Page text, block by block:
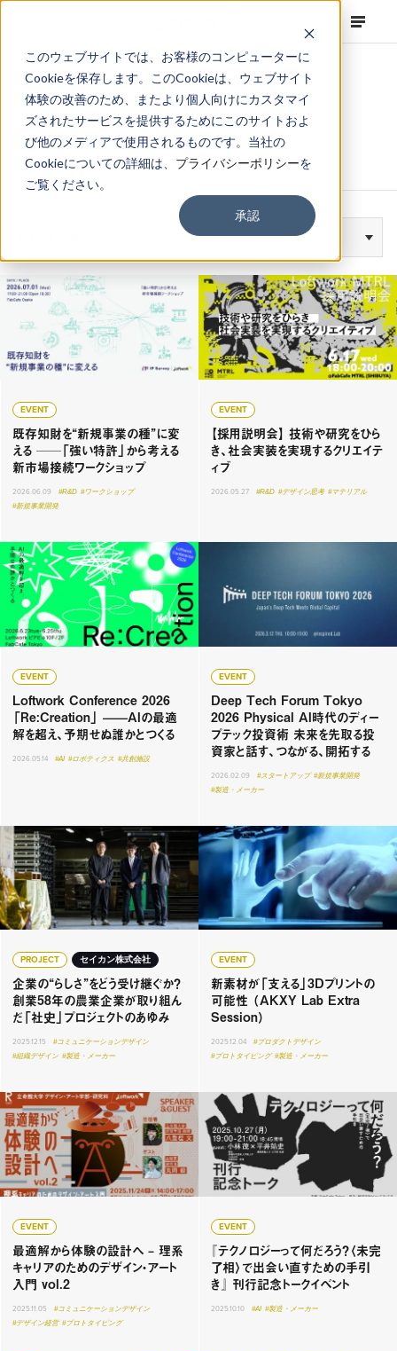
このウェブサイトでは、お客様のコンピューターに
Cookieを保存します。このCookieは、ウェブサイト
体験の改善のため、またより個人向けにカスタマイ
ズされたサービスを提供するためにこのサイトおよ
び他のメディアで使用されるものです。当社の
Cookieについての詳細は、 プライバシーポリシーを
ご覧ください。
承認
#製造・メーカー
EVENT
既存知財を“新規事業の種”に変
える ──「強い特許」から考える
新市場接続ワークショップ
2026.06.09 #R&D #ワークショップ
#新規事業開発
EVENT
【採用説明会】 技術や研究をひら
き、社会実装を実現するクリエイテ
ィブ
2026.05.27 #R&D #デザイン思考 #マテリアル
EVENT
Loftwork Conference 2026
「Re:Creation」 ——AIの最適
解を超え、予期せぬ誰かとつくる
2026.05.14 #AI #ロボティクス #共創施設
EVENT
Deep Tech Forum Tokyo
2026 Physical AI時代のディー
プテック投資術 未来を先取る投
資家と話す、つながる、開拓する
2026.02.09 #スタートアップ #新規事業開発
#製造・メーカー
PROJECT セイカン株式会社
企業の“らしさ”をどう受け継ぐか？
創業58年の農業企業が取り組ん
だ「社史」プロジェクトのあゆみ
2025.12.15
#コミュニケーションデザイン
#組織デザイン #製造・メーカー
EVENT
新素材が「支える」3Dプリントの
可能性 （AKXY Lab Extra
Session）
2025.12.04
#プロダクトデザイン
#プロトタイピング #製造・メーカー
EVENT
最適解から体験の設計へ – 理系
キャリアのためのデザイン・アート
入門 vol.2
2025.11.05
#コミュニケーションデザイン
#デザイン経営 #プロトタイピング
EVENT
『テクノロジーって何だろう？〈未完
了相〉で出会い直すための手引
き』 刊行記念トークイベント
2025.10.10 #AI #製造・メーカー